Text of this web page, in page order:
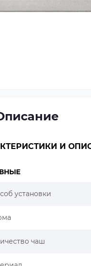
И
установки
чаш